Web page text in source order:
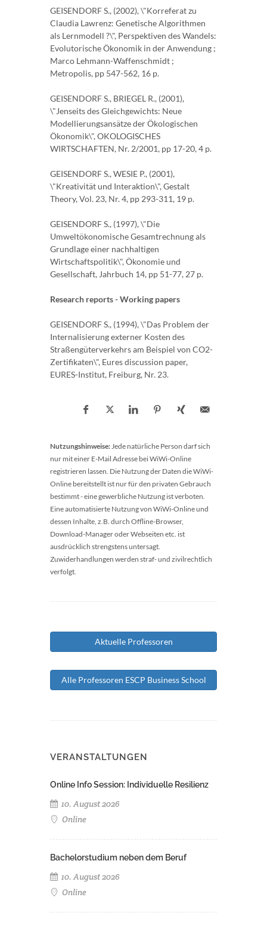
GEISENDORF S., (2002), \"Korreferat zu
Claudia Lawrenz: Genetische Algorithmen
als Lernmodell ?\", Perspektiven des Wandels:
Evolutorische Ökonomik in der Anwendung ;
Marco Lehmann-Waffenschmidt ;
Metropolis, pp 547-562, 16 p.
GEISENDORF S., BRIEGEL R., (2001),
\"Jenseits des Gleichgewichts: Neue
Modellierungsansätze der Ökologischen
Ökonomik\", OKOLOGISCHES
WIRTSCHAFTEN, Nr. 2/2001, pp 17-20, 4 p.
GEISENDORF S., WESIE P., (2001),
\"Kreativität und Interaktion\", Gestalt
Theory, Vol. 23, Nr. 4, pp 293-311, 19 p.
GEISENDORF S., (1997), \"Die
Umweltökonomische Gesamtrechnung als
Grundlage einer nachhaltigen
Wirtschaftspolitik\", Ökonomie und
Gesellschaft, Jahrbuch 14, pp 51-77, 27 p.
Research reports - Working papers
GEISENDORF S., (1994), \"Das Problem der
Internalisierung externer Kosten des
Straßengüterverkehrs am Beispiel von CO2-
Zertifikaten\", Eures discussion paper,
EURES-Institut, Freiburg, Nr. 23.
Nutzungshinweise:Jede natürliche Person darf sich
nur mit einer E-Mail Adresse bei WiWi-Online
registrieren lassen. Die Nutzung der Daten die WiWi-
Online bereitstellt ist nur für den privaten Gebrauch
bestimmt - eine gewerbliche Nutzung ist verboten.
Eine automatisierte Nutzung von WiWi-Online und
dessen Inhalte, z.B. durch Offline-Browser,
Download-Manager oder Webseiten etc. ist
ausdrücklich strengstens untersagt.
Zuwiderhandlungen werden straf- und zivilrechtlich
verfolgt.
Aktuelle Professoren
Alle Professoren ESCP Business School
VERANSTALTUNGEN
Online Info Session: Individuelle Resilienz
10. August 2026
Online
Bachelorstudium neben dem Beruf
10. August 2026
Online